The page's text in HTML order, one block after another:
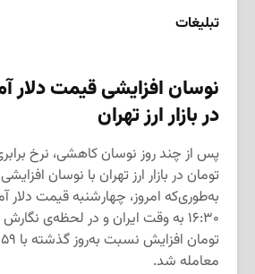
تبلیغات
نوسان افزایشی قیمت دلار
در بازار ارز تهران
پس از چند روز نوسان کاهشی، نرخ
تومان در بازار ارز تهران با نوسان
به‌طوری‌که امروز، چهار‌شنبه قیمت دلار
معامله شد.